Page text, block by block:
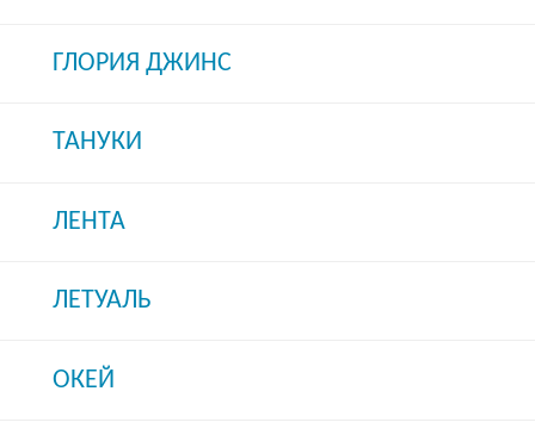
ГЛОРИЯ ДЖИНС
ТАНУКИ
ЛЕНТА
ЛЕТУАЛЬ
ОКЕЙ